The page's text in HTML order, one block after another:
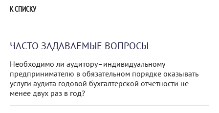
К СПИСКУ
ЧАСТО ЗАДАВАЕМЫЕ ВОПРОСЫ
Необходимо ли аудитору–индивидуальному
предпринимателю в обязательном порядке оказывать
услуги аудита годовой бухгалтерской отчетности не
менее двух раз в год?